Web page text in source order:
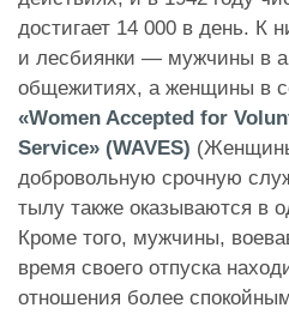
достигает 14 000 в день. К
и лесбиянки — мужчины в
общежитиях, а женщины в
«Women Accepted for
Service» (WAVES)
добровольную срочную
тылу также оказываются в
Кроме того, мужчины,
время своего отпуска
отношения более